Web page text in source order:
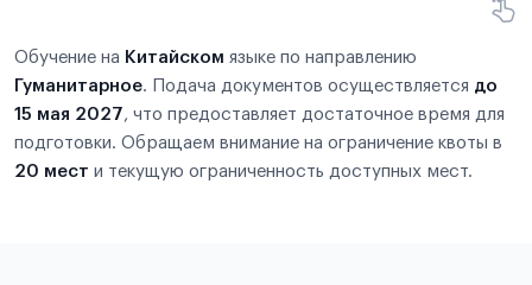
Обучение на Китайском языке по направлению
Гуманитарное. Подача документов осуществляется до
15 мая 2027, что предоставляет достаточное время для
подготовки. Обращаем внимание на ограничение квоты в
20 мест и текущую ограниченность доступных мест.